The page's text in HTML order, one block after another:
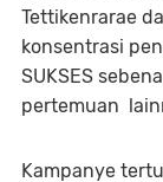
Tettikenrarae
konsentrasi
SUKSES
pertemuan
Kampanye